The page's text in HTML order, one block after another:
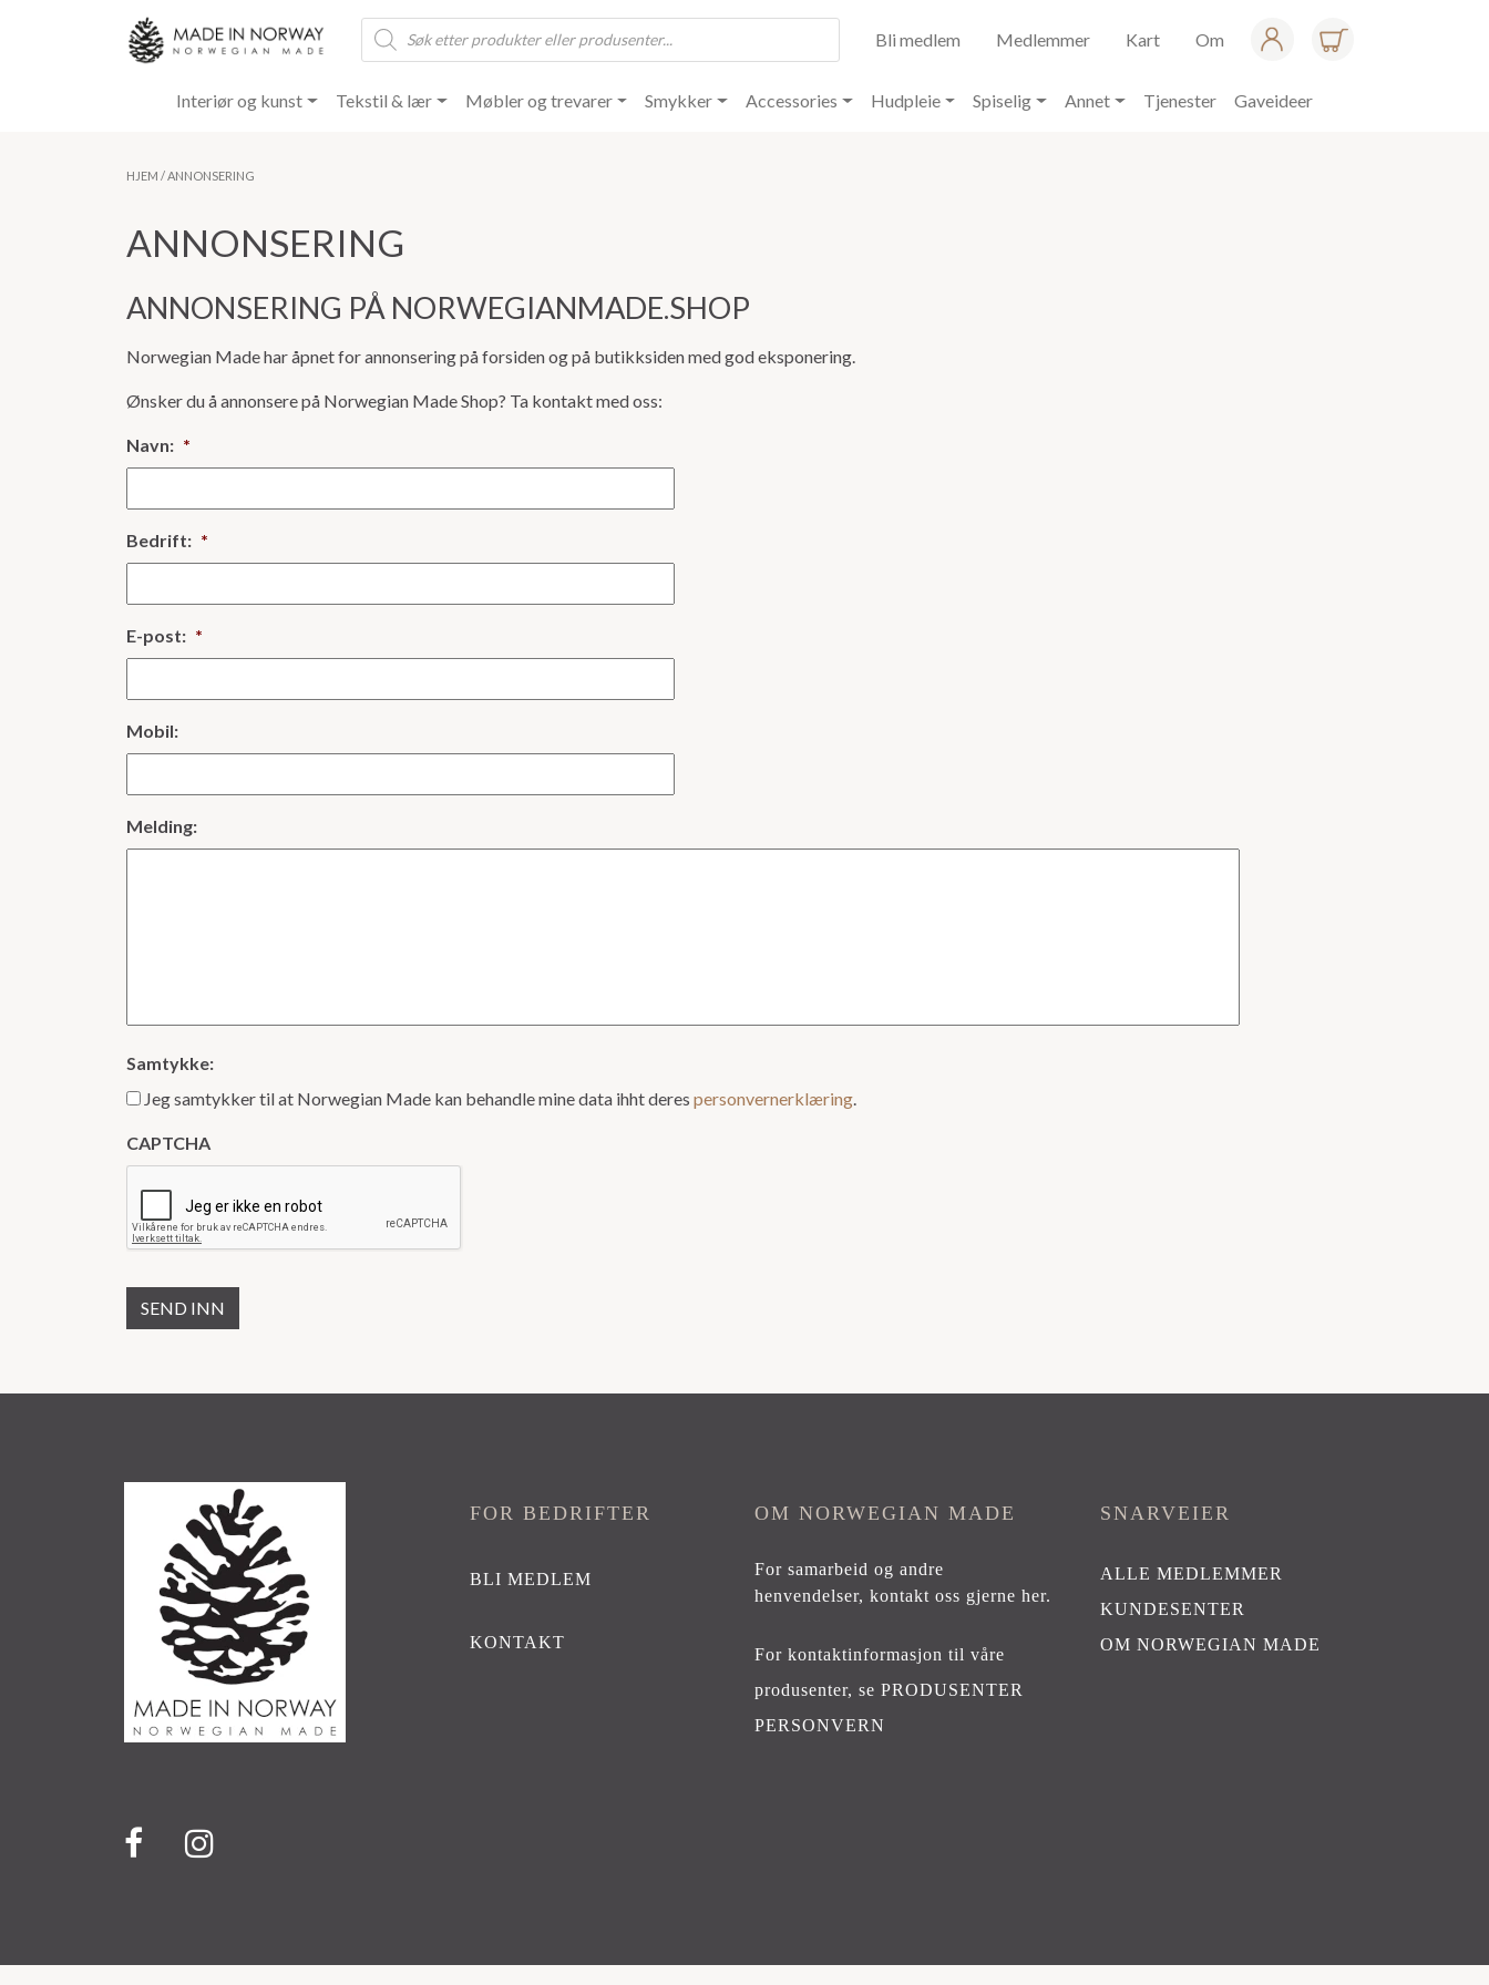
Products
search
Bli medlem Medlemmer Kart Om
Interiør og kunst Tekstil & lær Møbler og trevarer Smykker Accessories Hudpleie Spiselig Annet Tjenester Gaveideer
HJEM / ANNONSERING
ANNONSERING
ANNONSERING PÅ NORWEGIANMADE.SHOP
Norwegian Made har åpnet for annonsering på forsiden og på butikksiden med god eksponering.
Ønsker du å annonsere på Norwegian Made Shop? Ta kontakt med oss:
Navn: *
Bedrift: *
E-post: *
Mobil:
Melding:
Samtykke:
Jeg samtykker til at Norwegian Made kan behandle mine data ihht deres personvernerklæring
CAPTCHA
FOR BEDRIFTER
BLI MEDLEM
KONTAKT
OM NORWEGIAN MADE
For samarbeid og andre
henvendelser,kontakt oss gjerne her.
For kontaktinformasjon til våre
produsenter, sePRODUSENTER
PERSONVERN
SNARVEIER
ALLE MEDLEMMER
KUNDESENTER
OM NORWEGIAN MADE